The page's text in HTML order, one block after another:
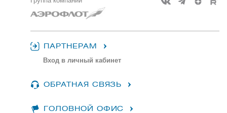
ПАРТНЕРАМ
Вход в личный кабинет
ОБРАТНАЯ СВЯЗЬ
ГОЛОВНОЙ ОФИС